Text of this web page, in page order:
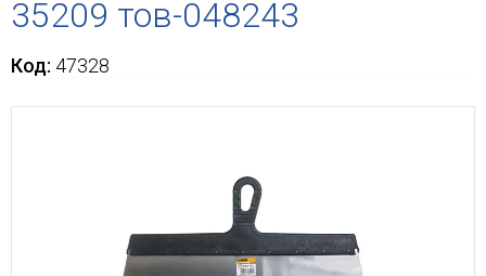
35209 тов-048243
Код: 47328